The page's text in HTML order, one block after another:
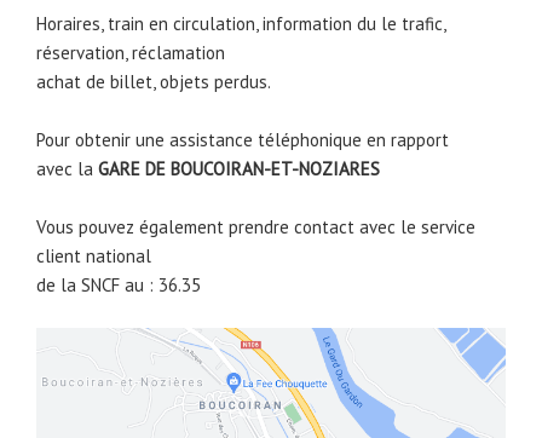
Horaires, train en circulation, information du le trafic,
réservation, réclamation
achat de billet, objets perdus.
Pour obtenir une assistance téléphonique en rapport
avec la GARE DE BOUCOIRAN-ET-NOZIARES
Vous pouvez également prendre contact avec le service
client national
de la SNCF au : 36.35